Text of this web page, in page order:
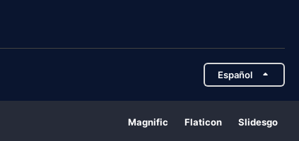
Español
Magnific Flaticon Slidesgo